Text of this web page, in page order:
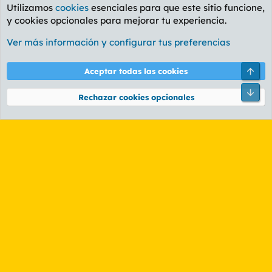
Foro General
Cookies
PL OLDSTYLE AMARILLO
Términos y reglas Política de privacidad Ayuda
Community platform by XenForo® © 2010-2026 XenForo Ltd.
Utilizamos cookies esenciales para que este sitio funcione,
y cookies opcionales para mejorar tu experiencia.
Ver más información y configurar tus preferencias
Aceptar todas las cookies
Rechazar cookies opcionales
Pie